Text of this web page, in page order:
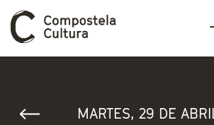
MARTES, 29 DE